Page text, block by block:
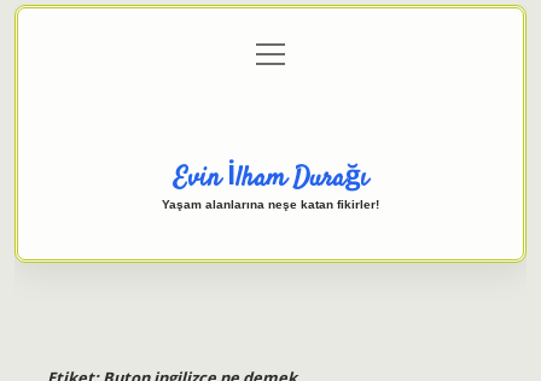
Gizlilik Politikası
menüyü
aç
Evin İlham Durağı
Yaşam alanlarına neşe katan fikirler!